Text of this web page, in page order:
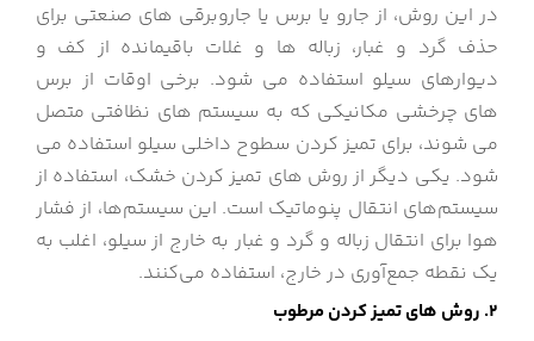
در این روش، از جارو یا برس یا جاروبرقی های صنعتی برای
حذف گرد و غبار، زباله ها و غلات باقیمانده از کف و
دیوارهای سیلو استفاده می شود. برخی اوقات از برس
های چرخشی مکانیکی که به سیستم های نظافتی متصل
می شوند، برای تمیز کردن سطوح داخلی سیلو استفاده می
شود. یکی دیگر از روش های تمیز کردن خشک، استفاده از
سیستم‌های انتقال پنوماتیک است. این سیستم‌ها، از فشار
هوا برای انتقال زباله و گرد و غبار به خارج از سیلو، اغلب به
یک نقطه جمع‌آوری در خارج، استفاده می‌کنند.
2. روش های تمیز کردن مرطوب